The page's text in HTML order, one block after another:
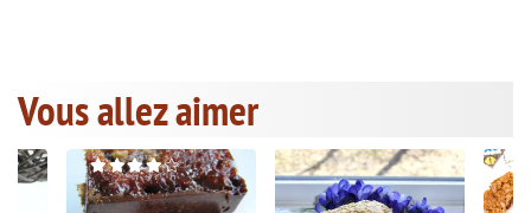
Vous allez aimer